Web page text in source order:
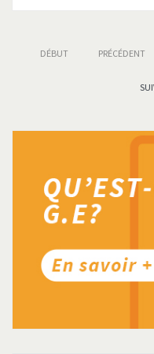
DÉBUT PRÉCÉDENT